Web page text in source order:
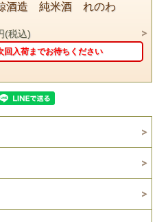
鯨酒造 純米酒 れのわ
(税込)
回入荷までお待ちください